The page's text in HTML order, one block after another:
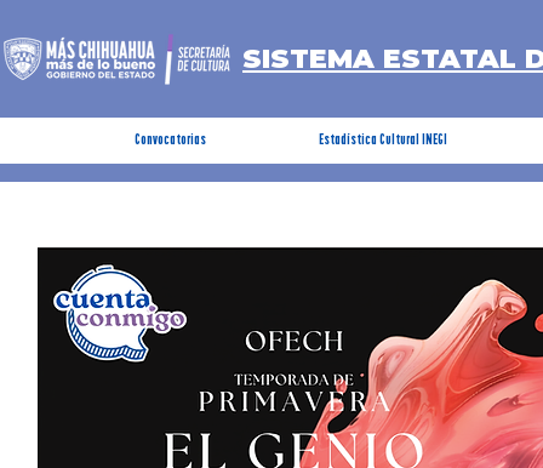
SISTEMA ESTATAL
Convocatorias Estadística Cultural INEGI